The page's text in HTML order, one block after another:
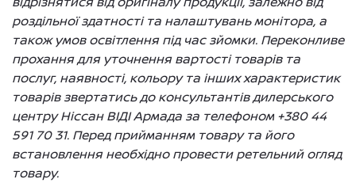
роздільної здатності та налаштувань монітора, а
також умов освітлення під час зйомки. Переконливе
прохання для уточнення вартості товарів та
послуг, наявності, кольору та інших характеристик
товарів звертатись до консультантів дилерського
центру Ніссан ВІДІ Армада за телефоном +380 44
591 70 31. Перед прийманням товару та його
встановлення необхідно провести ретельний огляд
товару.